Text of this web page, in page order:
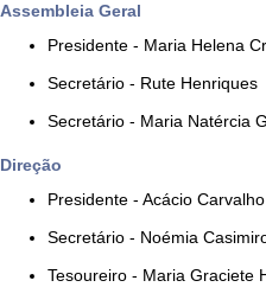
Assembleia Geral
Presidente - Maria Helena
Secretário - Rute Henriques
Secretário - Maria Natércia
Direção
Presidente - Acácio Carvalho
Secretário - Noémia
Tesoureiro - Maria Graciete